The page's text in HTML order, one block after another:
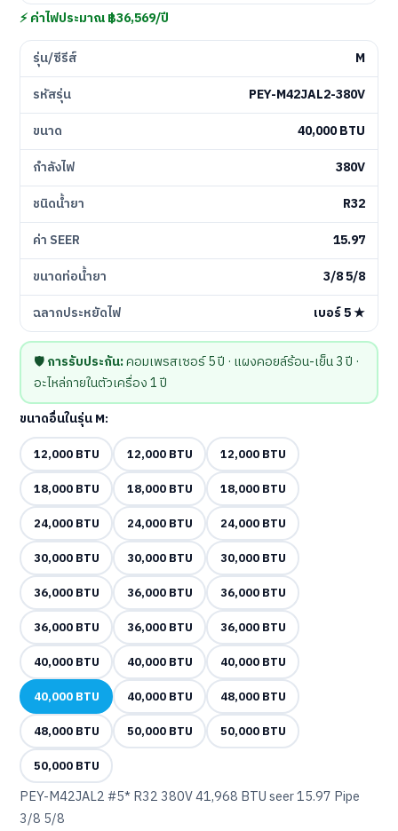
⚡ ค่าไฟประมาณ ฿36,569/ปี
รุ่น/ซีรีส์
M
รหัสรุ่น
PEY-M42JAL2-380V
ขนาด
40,000 BTU
กำลังไฟ
380V
ชนิดน้ำยา
R32
ค่า SEER
15.97
ขนาดท่อน้ำยา
3/8 5/8
ฉลากประหยัดไฟ
เบอร์ 5 ★
🛡️การรับประกัน:คอมเพรสเซอร์ 5 ปี · แผงคอยล์ร้อน-เย็น 3 ปี ·
อะไหล่ภายในตัวเครื่อง 1 ปี
ขนาดอื่นในรุ่น M:
12,000 BTU
12,000 BTU
12,000 BTU
18,000 BTU
18,000 BTU
18,000 BTU
24,000 BTU
24,000 BTU
24,000 BTU
30,000 BTU
30,000 BTU
30,000 BTU
36,000 BTU
36,000 BTU
36,000 BTU
36,000 BTU
36,000 BTU
36,000 BTU
40,000 BTU
40,000 BTU
40,000 BTU
40,000 BTU
40,000 BTU
48,000 BTU
48,000 BTU
50,000 BTU
50,000 BTU
50,000 BTU
PEY-M42JAL2 #5* R32 380V 41,968 BTU seer 15.97 Pipe
3/8 5/8